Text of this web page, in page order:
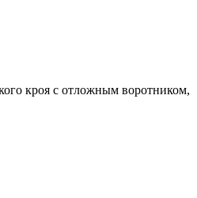
кроя с отложным воротником,